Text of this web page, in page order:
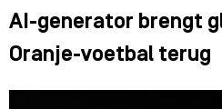
AI-generator brengt
Oranje-voetbal terug